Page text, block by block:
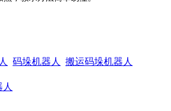
码垛机器人
搬运码垛机器人